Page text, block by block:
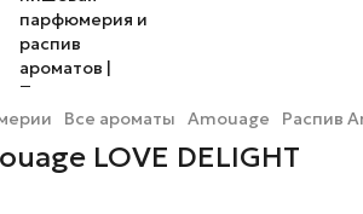
Все ароматы Amouage Распив
LOVE DELIGHT